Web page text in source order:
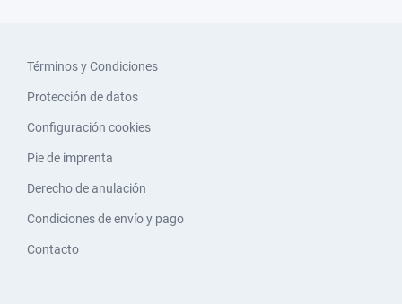
Términos y Condiciones
Protección de datos
Configuración cookies
Pie de imprenta
Derecho de anulación
Condiciones de envío y pago
Contacto